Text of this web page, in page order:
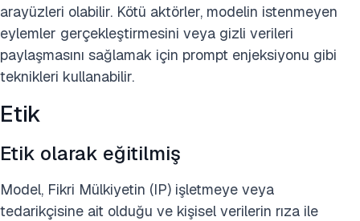
arayüzleri olabilir. Kötü aktörler, modelin istenmeyen
eylemler gerçekleştirmesini veya gizli verileri
paylaşmasını sağlamak için prompt enjeksiyonu gibi
teknikleri kullanabilir.
Etik
Etik olarak eğitilmiş
Model, Fikri Mülkiyetin (IP) işletmeye veya
tedarikçisine ait olduğu ve kişisel verilerin rıza ile